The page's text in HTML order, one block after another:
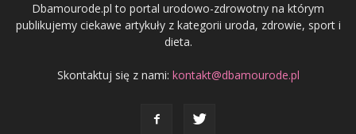
Dbamourode.pl to portal urodowo-zdrowotny na którym
publikujemy ciekawe artykuły z kategorii uroda, zdrowie, sport i
dieta.
Skontaktuj się z nami: kontakt@dbamourode.pl